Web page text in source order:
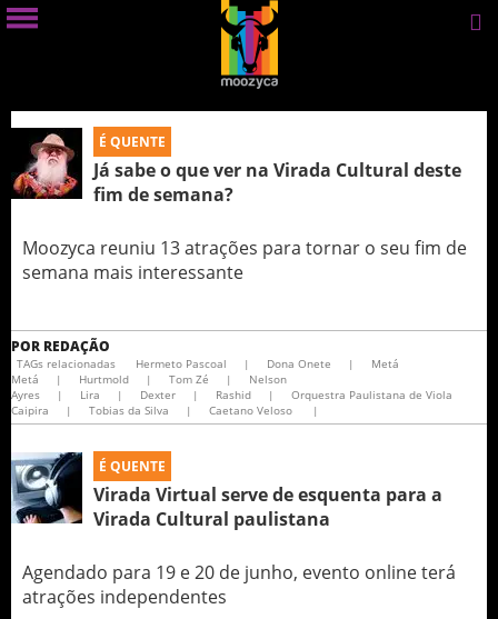
É QUENTE
Já sabe o que ver na Virada Cultural deste
fim de semana?
Moozyca reuniu 13 atrações para tornar o seu fim de
semana mais interessante
POR REDAÇÃO
TAGs relacionadas Hermeto Pascoal | Dona Onete |
Metá
Metá
| Hurtmold | Tom Zé |
Nelson
Ayres
| Lira | Dexter | Rashid |
Orquestra Paulistana de Viola
Caipira
| Tobias da Silva | Caetano Veloso |
É QUENTE
Virada Virtual serve de esquenta para a
Virada Cultural paulistana
Agendado para 19 e 20 de junho, evento online terá
atrações independentes